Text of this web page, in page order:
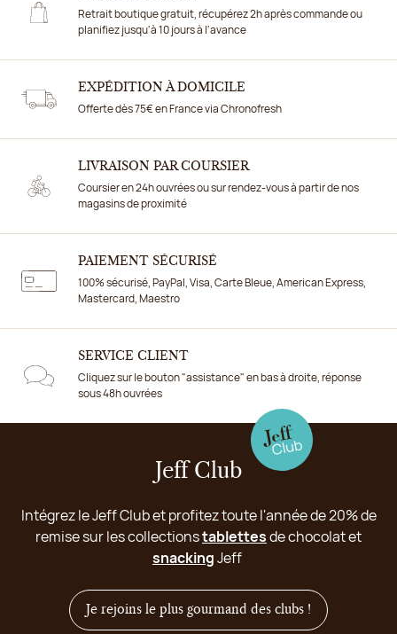
Retrait boutique gratuit, récupérez 2h après commande ou
planifiez jusqu'à 10 jours à l'avance
EXPÉDITION À DOMICILE
Offerte dès 75€ en France via Chronofresh
LIVRAISON PAR COURSIER
Coursier en 24h ouvrées ou sur rendez-vous à partir de nos
magasins de proximité
PAIEMENT SÉCURISÉ
100% sécurisé, PayPal, Visa, Carte Bleue, American Express,
Mastercard, Maestro
SERVICE CLIENT
Cliquez sur le bouton "assistance" en bas à droite, réponse
sous 48h ouvrées
Jeff Club
Intégrez le Jeff Club et profitez toute l'année de 20% de
remise sur les collectionstablettesde chocolat et
snackingJeff
Je rejoins le plus gourmand des clubs !